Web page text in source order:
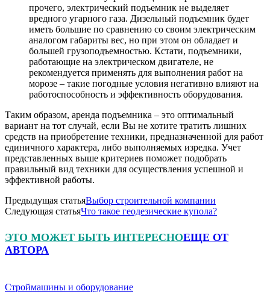
прочего, электрический подъемник не выделяет
вредного угарного газа. Дизельный подъемник будет
иметь большие по сравнению со своим электрическим
аналогом габариты вес, но при этом он обладает и
большей грузоподъемностью. Кстати, подъемники,
работающие на электрическом двигателе, не
рекомендуется применять для выполнения работ на
морозе – такие погодные условия негативно влияют на
работоспособность и эффективность оборудования.
Таким образом, аренда подъемника – это оптимальный
вариант на тот случай, если Вы не хотите тратить лишних
средств на приобретение техники, предназначенной для работ
единичного характера, либо выполняемых изредка. Учет
представленных выше критериев поможет подобрать
правильный вид техники для осуществления успешной и
эффективной работы.
Предыдущая статьяВыбор строительной компании
Следующая статьяЧто такое геодезические купола?
ЭТО МОЖЕТ БЫТЬ ИНТЕРЕСНОЕЩЕ ОТ
АВТОРА
Строймашины и оборудование